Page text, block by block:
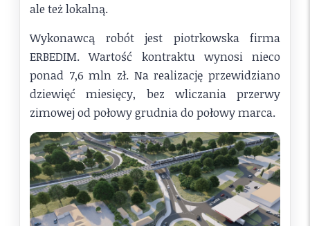
ale też lokalną.
Wykonawcą robót jest piotrkowska firma
ERBEDIM. Wartość kontraktu wynosi nieco
ponad 7,6 mln zł. Na realizację przewidziano
dziewięć miesięcy, bez wliczania przerwy
zimowej od połowy grudnia do połowy marca.